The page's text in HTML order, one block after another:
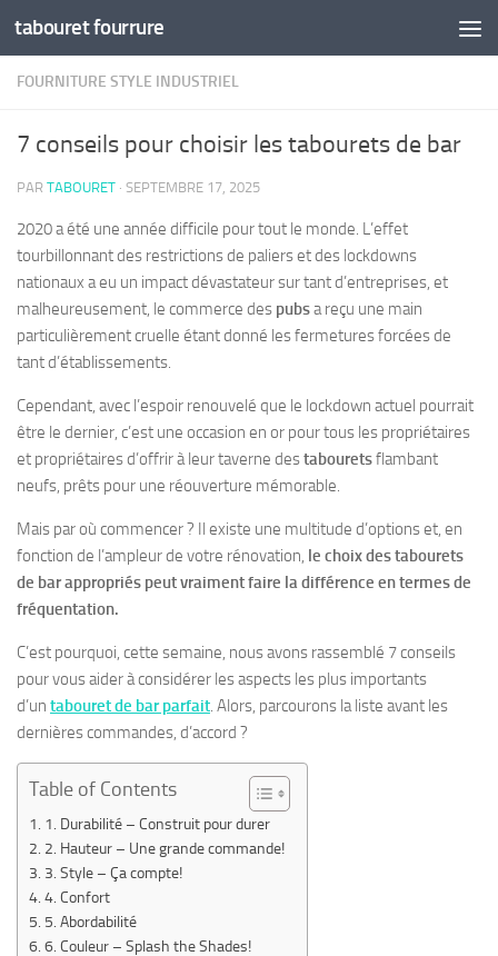
Skip to content
tabouret fourrure
FOURNITURE STYLE INDUSTRIEL
7 conseils pour choisir les tabourets de bar
PAR TABOURET · SEPTEMBRE 17, 2025
2020 a été une année difficile pour tout le monde. L’effet
tourbillonnant des restrictions de paliers et des lockdowns
nationaux a eu un impact dévastateur sur tant d’entreprises, et
malheureusement, le commerce des pubsa reçu une main
particulièrement cruelle étant donné les fermetures forcées de
tant d’établissements.
Cependant, avec l’espoir renouvelé que le lockdown actuel pourrait
être le dernier, c’est une occasion en or pour tous les propriétaires
et propriétaires d’offrir à leur taverne destabouretsflambant
neufs, prêts pour une réouverture mémorable.
Mais par où commencer ? Il existe une multitude d’options et, en
fonction de l’ampleur de votre rénovation, le choix des tabourets
de bar appropriés peut vraiment faire la différence en termes de
fréquentation.
C’est pourquoi, cette semaine, nous avons rassemblé 7 conseils
pour vous aider à considérer les aspects les plus importants
d’un tabouret de bar parfait. Alors, parcourons la liste avant les
dernières commandes, d’accord ?
Table of Contents
1. Durabilité – Construit pour durer
2. Hauteur – Une grande commande!
3. Style – Ça compte!
4. Confort
5. Abordabilité
6. Couleur – Splash the Shades!